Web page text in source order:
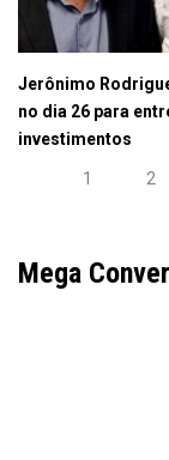
Jerônimo
no dia 26 para
investimentos
1 2
Mega